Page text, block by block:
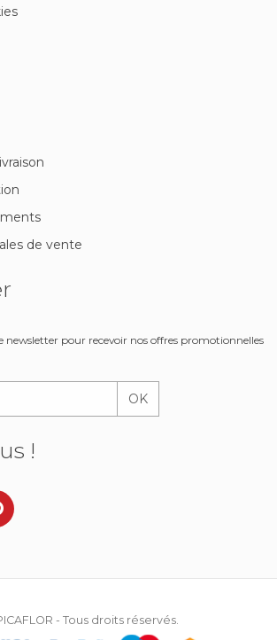
de vente
newsletter pour recevoir nos offres promotionnelles
OK
!
- Tous droits réservés.